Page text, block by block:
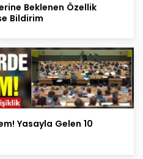
Beklenen Özellik
Bildirim
Yasayla Gelen 10